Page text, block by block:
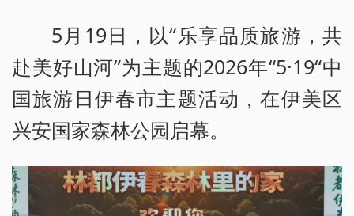
5月19日，以“乐享品质旅游，共
赴美好山河”为主题的2026年“5·19“中
国旅游日伊春市主题活动，在伊美区
兴安国家森林公园启幕。